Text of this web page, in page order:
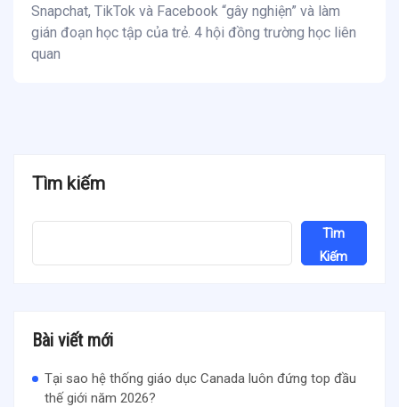
Snapchat, TikTok và Facebook “gây nghiện” và làm
gián đoạn học tập của trẻ. 4 hội đồng trường học liên
quan
Tìm kiếm
Tìm
Kiếm
Bài viết mới
Tại sao hệ thống giáo dục Canada luôn đứng top đầu
thế giới năm 2026?